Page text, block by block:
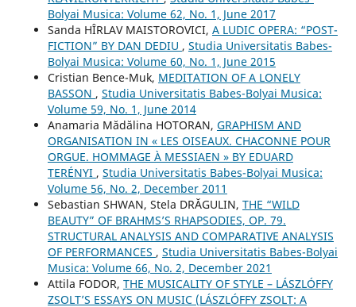
Bolyai Musica: Volume 62, No. 1, June 2017
Sanda HÎRLAV MAISTOROVICI, A LUDIC OPERA: “POST-
FICTION” BY DAN DEDIU , Studia Universitatis Babes-
Bolyai Musica: Volume 60, No. 1, June 2015
Cristian Bence-Muk, MEDITATION OF A LONELY
BASSON , Studia Universitatis Babes-Bolyai Musica:
Volume 59, No. 1, June 2014
Anamaria Mădălina HOTORAN, GRAPHISM AND
ORGANISATION IN « LES OISEAUX. CHACONNE POUR
ORGUE. HOMMAGE À MESSIAEN » BY EDUARD
TERÉNYI , Studia Universitatis Babes-Bolyai Musica:
Volume 56, No. 2, December 2011
Sebastian SHWAN, Stela DRĂGULIN, THE “WILD
BEAUTY” OF BRAHMS’S RHAPSODIES, OP. 79.
STRUCTURAL ANALYSIS AND COMPARATIVE ANALYSIS
OF PERFORMANCES , Studia Universitatis Babes-Bolyai
Musica: Volume 66, No. 2, December 2021
Attila FODOR, THE MUSICALITY OF STYLE – LÁSZLÓFFY
ZSOLT’S ESSAYS ON MUSIC (LÁSZLÓFFY ZSOLT: A